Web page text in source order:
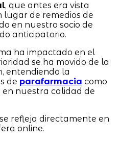
, que antes era vista
de remedios de
en nuestro socio de
anticipatorio.
ha impactado en el
se ha movido de la
entendiendo la
de parafarmacia como
nuestra calidad de
refleja directamente en
online.